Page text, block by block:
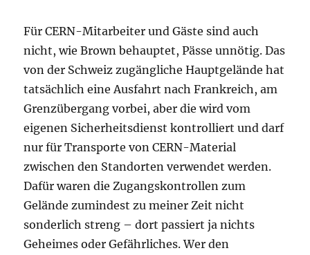
Für CERN-Mitarbeiter und Gäste sind auch
nicht, wie Brown behauptet, Pässe unnötig. Das
von der Schweiz zugängliche Hauptgelände hat
tatsächlich eine Ausfahrt nach Frankreich, am
Grenzübergang vorbei, aber die wird vom
eigenen Sicherheitsdienst kontrolliert und darf
nur für Transporte von CERN-Material
zwischen den Standorten verwendet werden.
Dafür waren die Zugangskontrollen zum
Gelände zumindest zu meiner Zeit nicht
sonderlich streng – dort passiert ja nichts
Geheimes oder Gefährliches. Wer den